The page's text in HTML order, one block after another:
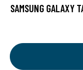
SAMSUNG GALAXY